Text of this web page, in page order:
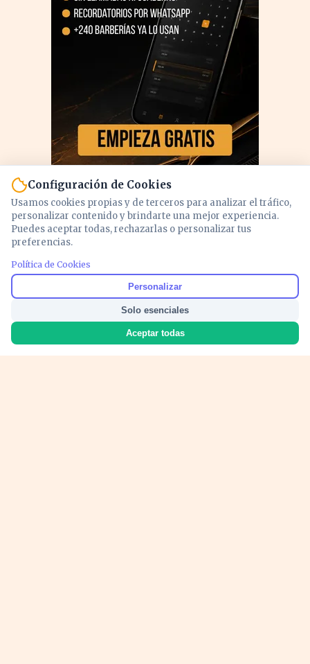
Configuración de Cookies
Usamos cookies propias y de terceros para analizar el tráfico,
personalizar contenido y brindarte una mejor experiencia.
Puedes aceptar todas, rechazarlas o personalizar tus
preferencias.
Política de Cookies
Personalizar
Solo esenciales
Aceptar todas